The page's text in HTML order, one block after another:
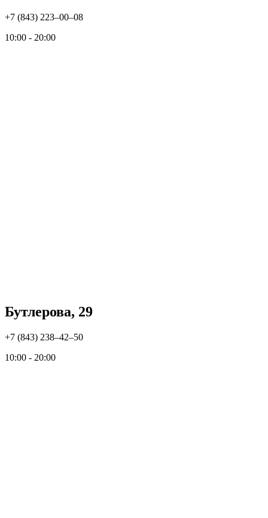
+7 (843) 223‒00‒08
10:00 - 20:00
Бутлерова, 29
+7 (843) 238‒42‒50
10:00 - 20:00